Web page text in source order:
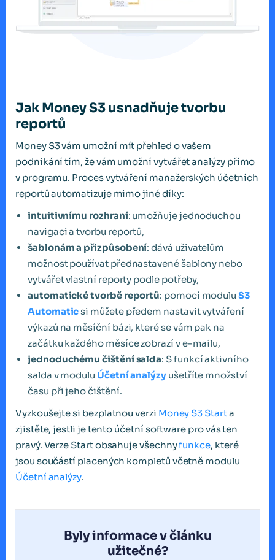
Jak Money S3 usnadňuje tvorbu
reportů
Money S3 vám umožní mít přehled o vašem
podnikání tím, že vám umožní vytvářet analýzy přímo
v programu. Proces vytváření manažerských účetních
reportů automatizuje mimo jiné díky:
intuitivnímu rozhraní: umožňuje jednoduchou
navigaci a tvorbu reportů,
šablonám a přizpůsobení: dává uživatelům
možnost používat přednastavené šablony nebo
vytvářet vlastní reporty podle potřeby,
automatické tvorbě reportů: pomocí moduluS3
Automaticsi můžete předem nastavit vytváření
výkazů na měsíční bázi, které se vám pak na
začátku každého měsíce zobrazí v e-mailu,
jednoduchému čištění salda: S funkcí aktivního
salda v modulu Účetní analýzyušetříte množství
času při jeho čištění.
Vyzkoušejte si bezplatnou verzi Money S3 Starta
zjistěte, jestli je tento účetní software pro vás ten
pravý. Verze Start obsahuje všechnyfunkce, které
jsou součástí placených kompletů včetně modulu
Účetní analýzy.
Byly informace v článku
užitečné?